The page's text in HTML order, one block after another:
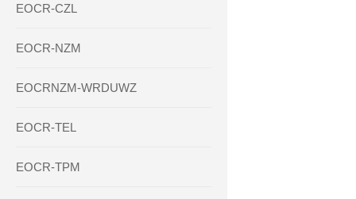
EOCR-CZL
EOCR-NZM
EOCRNZM-WRDUWZ
EOCR-TEL
EOCR-TPM